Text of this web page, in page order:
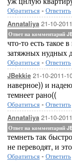
Обратиться - Ответить
Annataliya 21-10-
Ответ на комментарий
что-то есть
затяжных нудных
Обратиться - Ответить
JBekkie 21-10-2011-
наверное)) и
темнеет рано((
Обратиться - Ответить
Annataliya 21-10-
Ответ на комментарий
темнеть так
не переводят, и
Обратиться - Ответить